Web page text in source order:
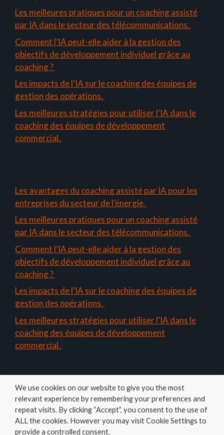
Les meilleures pratiques pour un coaching assisté
par IA dans le secteur des télécommunications.
Comment l’IA peut-elle aider à la gestion des
objectifs de développement individuel grâce au
coaching ?
Les impacts de l’IA sur le coaching des équipes de
gestion des opérations.
Les meilleures stratégies pour utiliser l’IA dans le
coaching des équipes de développement
commercial.
Les avantages du coaching assisté par IA pour les
entreprises du secteur de l’énergie.
Les meilleures pratiques pour un coaching assisté
par IA dans le secteur des télécommunications.
Comment l’IA peut-elle aider à la gestion des
objectifs de développement individuel grâce au
coaching ?
Les impacts de l’IA sur le coaching des équipes de
gestion des opérations.
Les meilleures stratégies pour utiliser l’IA dans le
coaching des équipes de développement
commercial.
Amelys
We use cookies on our website to give you the most
relevant experience by remembering your preferences and
repeat visits. By clicking “Accept”, you consent to the use of
ALL the cookies. However you may visit Cookie Settings to
provide a controlled consent.